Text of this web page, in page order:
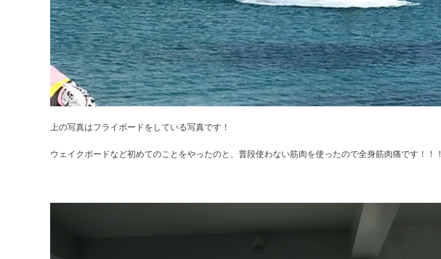
上の写真はフライボードをしている写真です！
ウェイクボードなど初めてのことをやったのと、普段使わない筋肉を使ったので全身筋肉痛です！！！